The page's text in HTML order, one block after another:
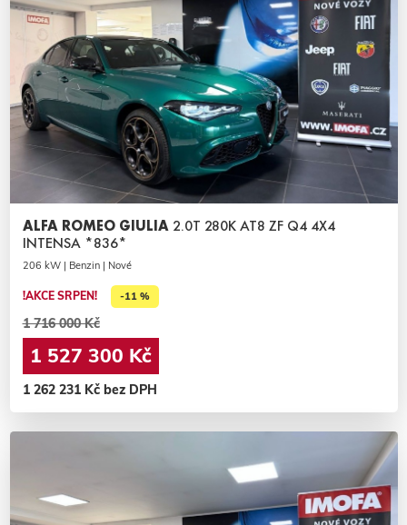
ALFA ROMEO GIULIA 2.0T 280K AT8 ZF Q4 4X4
INTENSA *836*
206 kW | Benzin | Nové
!AKCE SRPEN! -11 %
1 716 000 Kč
1 527 300 Kč
1 262 231 Kč bez DPH